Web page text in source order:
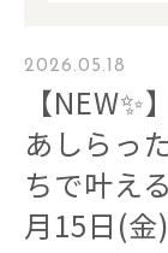
2026.05.18
【
あしらっ
ちで叶え
月15日(金